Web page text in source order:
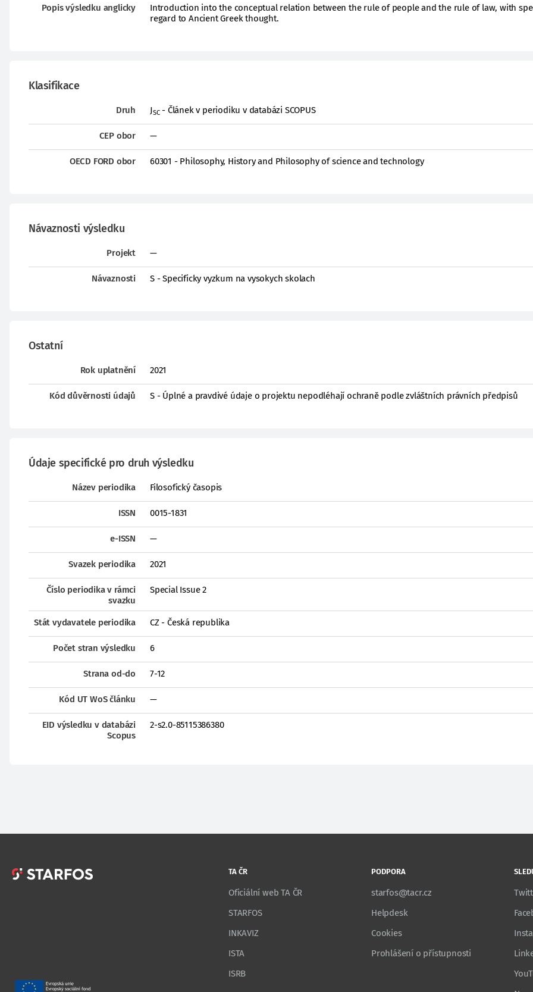
Popis výsledku anglicky
Introduction into the conceptual relation between the rule of people and the rule of law, with
regard to Ancient Greek thought.
Klasifikace
Druh JSC- Článek v periodiku v databázi SCOPUS
CEP obor —
OECD FORD obor 60301 - Philosophy, History and Philosophy of science and technology
Návaznosti výsledku
Projekt —
Návaznosti S - Specificky vyzkum na vysokych skolach
Ostatní
Rok uplatnění 2021
Kód důvěrnosti údajů S - Úplné a pravdivé údaje o projektu nepodléhají ochraně podle zvláštních právních předpisů
Údaje specifické pro druh výsledku
Název periodika Filosofický časopis
ISSN 0015-1831
e-ISSN —
Svazek periodika 2021
Číslo periodika v rámci
svazku
Special Issue 2
Stát vydavatele periodika CZ - Česká republika
Počet stran výsledku 6
Strana od-do 7-12
Kód UT WoS článku —
EID výsledku v databázi
Scopus
2-s2.0-85115386380
TA ČR
Oficiální web TA ČR
STARFOS
INKAVIZ
ISTA
ISRB
PODPORA
starfos@tacr.cz
Helpdesk
Cookies
Prohlášení o přístupnosti